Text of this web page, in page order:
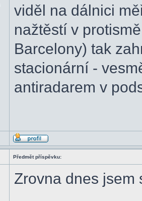
viděl na dálnici
nažtěstí v
Barcelony) tak
stacionární -
antiradarem v
Předmět příspěvku:
Zrovna dnes jsem